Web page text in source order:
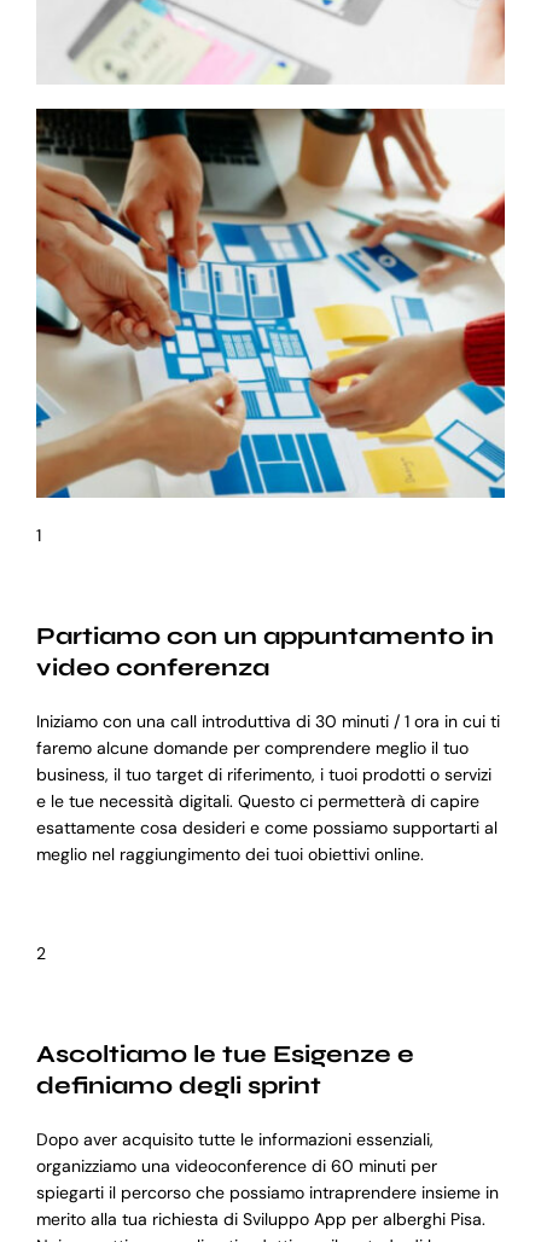
1
Partiamo con un appuntamento in
video conferenza
Iniziamo con una call introduttiva di 30 minuti / 1 ora in cui ti
faremo alcune domande per comprendere meglio il tuo
business, il tuo target di riferimento, i tuoi prodotti o servizi
e le tue necessità digitali. Questo ci permetterà di capire
esattamente cosa desideri e come possiamo supportarti al
meglio nel raggiungimento dei tuoi obiettivi online.
2
Ascoltiamo le tue Esigenze e
definiamo degli sprint
Dopo aver acquisito tutte le informazioni essenziali,
organizziamo una videoconference di 60 minuti per
spiegarti il percorso che possiamo intraprendere insieme in
merito alla tua richiesta di Sviluppo App per alberghi Pisa.